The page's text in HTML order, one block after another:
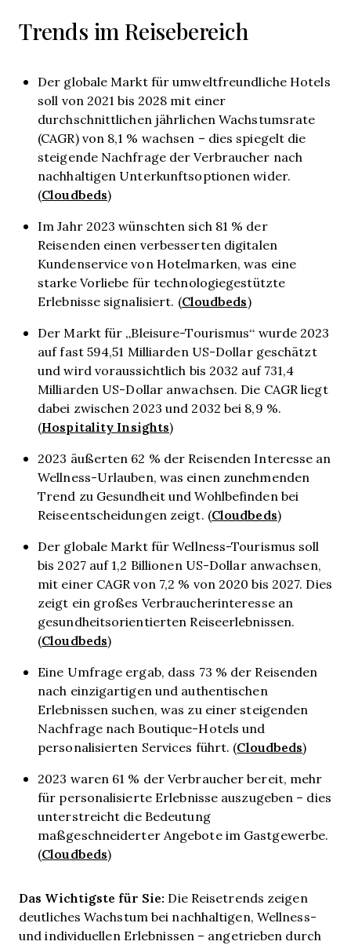
Trends im Reisebereich
Der globale Markt für umweltfreundliche Hotels
soll von 2021 bis 2028 mit einer
durchschnittlichen jährlichen Wachstumsrate
(CAGR) von 8,1 % wachsen – dies spiegelt die
steigende Nachfrage der Verbraucher nach
nachhaltigen Unterkunftsoptionen wider.
(Cloudbeds)
Im Jahr 2023 wünschten sich 81 % der
Reisenden einen verbesserten digitalen
Kundenservice von Hotelmarken, was eine
starke Vorliebe für technologiegestützte
Erlebnisse signalisiert. (Cloudbeds)
Der Markt für „Bleisure-Tourismus“ wurde 2023
auf fast 594,51 Milliarden US-Dollar geschätzt
und wird voraussichtlich bis 2032 auf 731,4
Milliarden US-Dollar anwachsen. Die CAGR liegt
dabei zwischen 2023 und 2032 bei 8,9 %.
(Hospitality Insights)
2023 äußerten 62 % der Reisenden Interesse an
Wellness-Urlauben, was einen zunehmenden
Trend zu Gesundheit und Wohlbefinden bei
Reiseentscheidungen zeigt. (Cloudbeds)
Der globale Markt für Wellness-Tourismus soll
bis 2027 auf 1,2 Billionen US-Dollar anwachsen,
mit einer CAGR von 7,2 % von 2020 bis 2027. Dies
zeigt ein großes Verbraucherinteresse an
gesundheitsorientierten Reiseerlebnissen.
(Cloudbeds)
Eine Umfrage ergab, dass 73 % der Reisenden
nach einzigartigen und authentischen
Erlebnissen suchen, was zu einer steigenden
Nachfrage nach Boutique-Hotels und
personalisierten Services führt. (Cloudbeds)
2023 waren 61 % der Verbraucher bereit, mehr
für personalisierte Erlebnisse auszugeben – dies
unterstreicht die Bedeutung
maßgeschneiderter Angebote im Gastgewerbe.
(Cloudbeds)
Das Wichtigste für Sie: Die Reisetrends zeigen
deutliches Wachstum bei nachhaltigen, Wellness-
und individuellen Erlebnissen – angetrieben durch